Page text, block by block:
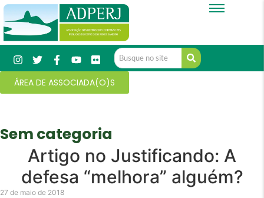
ÁREA DE ASSOCIADA(O)S
Sem categoria
Artigo no Justificando: A
defesa “melhora” alguém?
27 de maio de 2018